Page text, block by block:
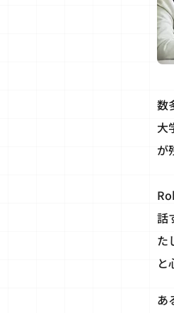
数
大
が
話
た
と
あ